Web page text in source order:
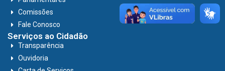
Comissões
Fale Conosco
Serviços ao Cidadão
Transparência
Ouvidoria